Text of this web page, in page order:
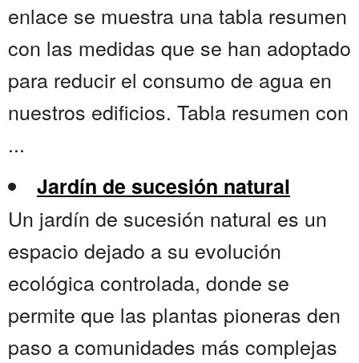
enlace se muestra una tabla resumen
con las medidas que se han adoptado
para reducir el consumo de agua en
nuestros edificios. Tabla resumen con
...
Jardín de sucesión natural
Un jardín de sucesión natural es un
espacio dejado a su evolución
ecológica controlada, donde se
permite que las plantas pioneras den
paso a comunidades más complejas